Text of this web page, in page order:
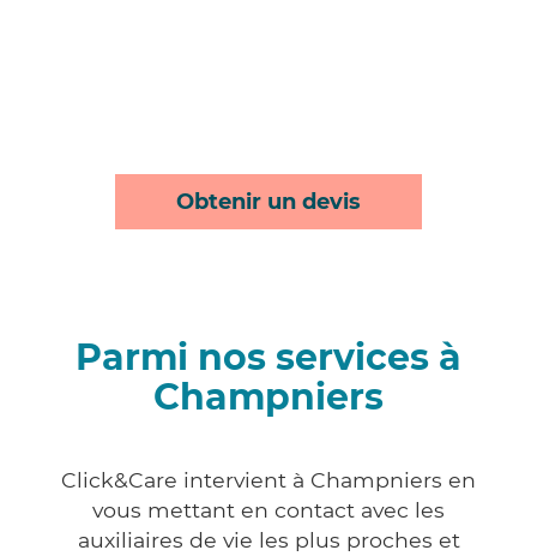
Obtenir un devis
Parmi nos services à
Champniers
Click&Care intervient à Champniers en
vous mettant en contact avec les
auxiliaires de vie les plus proches et